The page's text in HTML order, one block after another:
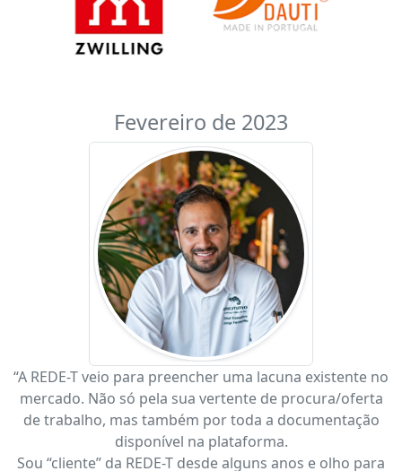
Fevereiro de 2023
“A REDE-T veio para preencher uma lacuna existente no
mercado. Não só pela sua vertente de procura/oferta
de trabalho, mas também por toda a documentação
disponível na plataforma.
Sou “cliente” da REDE-T desde alguns anos e olho para